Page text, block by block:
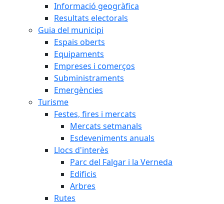
Informació geogràfica
Resultats electorals
Guia del municipi
Espais oberts
Equipaments
Empreses i comerços
Subministraments
Emergències
Turisme
Festes, fires i mercats
Mercats setmanals
Esdeveniments anuals
Llocs d'interès
Parc del Falgar i la Verneda
Edificis
Arbres
Rutes